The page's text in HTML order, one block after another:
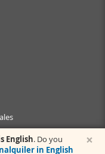
×
English. Do you
in English